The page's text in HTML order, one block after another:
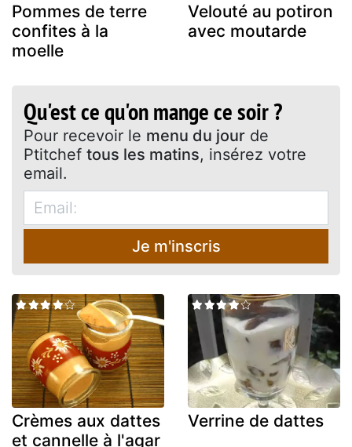
Pommes de terre
confites à la
moelle
Velouté au potiron
avec moutarde
Qu'est ce qu'on mange ce soir ?
Pour recevoir le menu du jour de
Ptitchef tous les matins, insérez votre
email.
Je m'inscris
Crèmes aux dattes
et cannelle à l'agar
Verrine de dattes